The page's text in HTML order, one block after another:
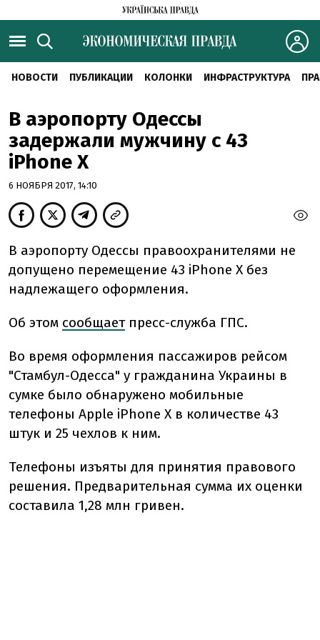
НОВОСТИ ПУБЛИКАЦИИ КОЛОНКИ ИНФРАСТРУКТУРА
В аэропорту Одессы
задержали мужчину с 43
iPhone X
6 НОЯБРЯ 2017, 14:10
В аэропорту Одессы правоохранителями не
допущено перемещение 43 iPhone X без
надлежащего оформления.
Об этом сообщаетпресс-служба ГПС.
Во время оформления пассажиров рейсом
"Стамбул-Одесса" у гражданина Украины в
сумке было обнаружено мобильные
телефоны Apple iPhone X в количестве 43
штук и 25 чехлов к ним.
Телефоны изъяты для принятия правового
решения. Предварительная сумма их оценки
составила 1,28 млн гривен.